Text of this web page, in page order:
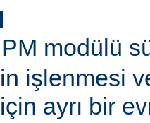
modülü
işlenmesi
ayrı bir